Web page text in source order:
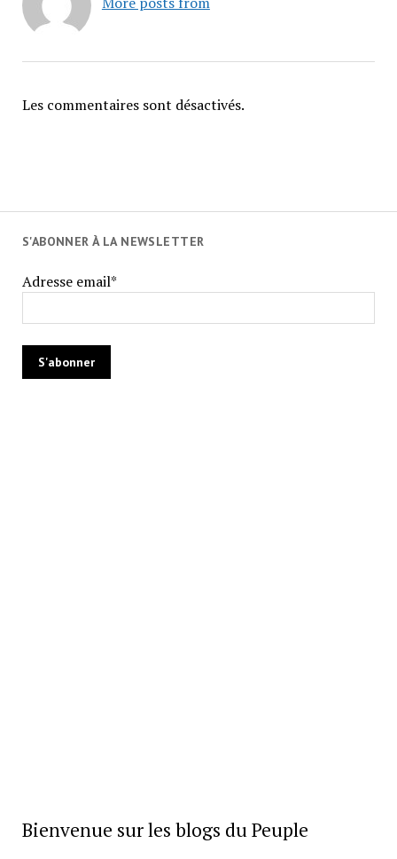
Les commentaires sont désactivés.
S'ABONNER À LA NEWSLETTER
Adresse email*
Bienvenue sur les blogs du Peuple